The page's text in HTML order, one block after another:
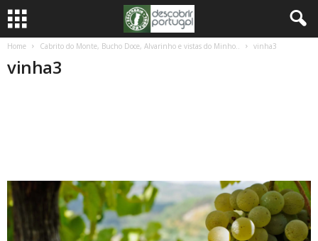
Home Cabrito do Monte, Bucho Doce, Alvarinho e vistas do Minho.. vinha3
vinha3